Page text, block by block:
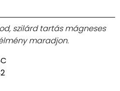
szilárd tartás mágneses
maradjon.